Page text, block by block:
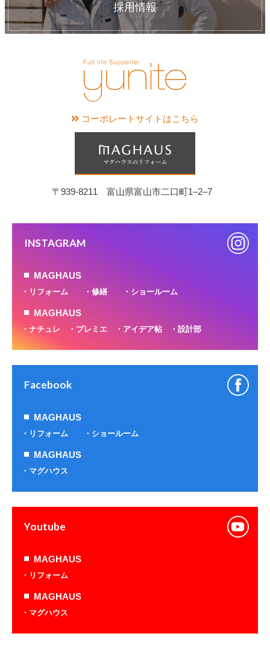
採用情報
コーポレートサイトはこちら
〒939-8211 富山県富山市二口町1‒2‒7
INSTAGRAM
MAGHAUS
リフォーム 修繕 ショールーム
MAGHAUS
ナチュレ プレミエ アイデア帖 設計部
Facebook
MAGHAUS
リフォーム ショールーム
MAGHAUS
マグハウス
Youtube
MAGHAUS
リフォーム
MAGHAUS
マグハウス